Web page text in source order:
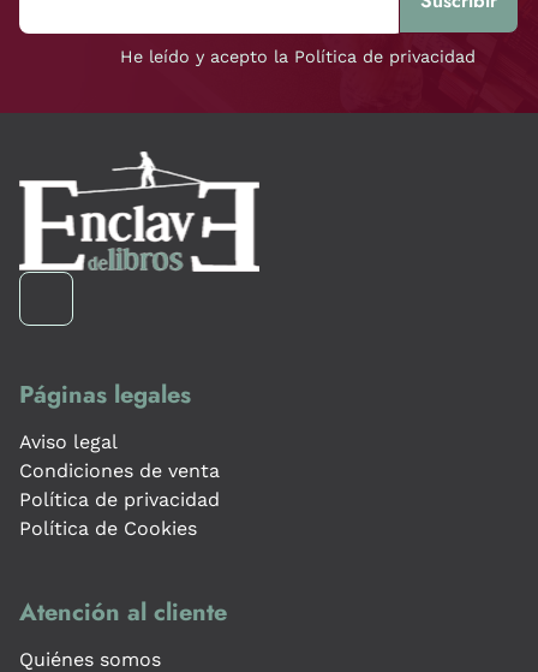
He leído y acepto la Política de privacidad
Páginas legales
Aviso legal
Condiciones de venta
Política de privacidad
Política de Cookies
Atención al cliente
Quiénes somos